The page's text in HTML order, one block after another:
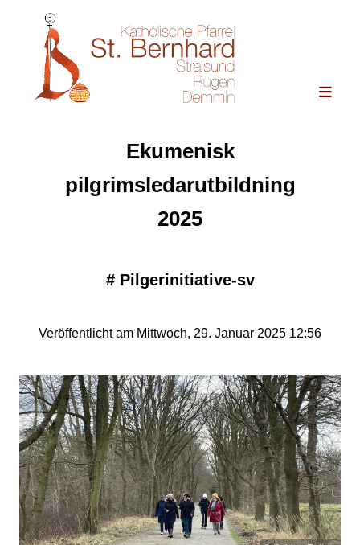
Ekumenisk
pilgrimsledarutbildning
2025
# Pilgerinitiative-sv
Veröffentlicht am Mittwoch, 29. Januar 2025 12:56